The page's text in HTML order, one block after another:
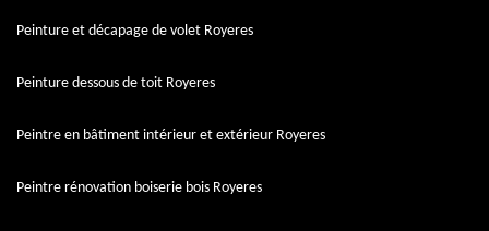
Peinture et décapage de volet Royeres
Peinture dessous de toit Royeres
Peintre en bâtiment intérieur et extérieur Royeres
Peintre rénovation boiserie bois Royeres